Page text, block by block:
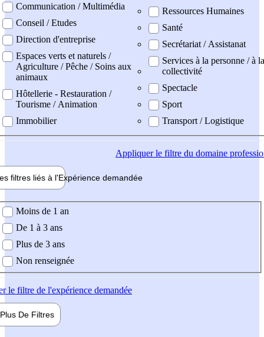
Communication / Multimédia
Conseil / Etudes
Direction d'entreprise
Espaces verts et naturels /
Agriculture / Pêche / Soins aux
animaux
Hôtellerie - Restauration /
Tourisme / Animation
Immobilier
Ressources Humaines
Santé
Secrétariat / Assistanat
Services à la personne / à la
collectivité
Spectacle
Sport
Transport / Logistique
Appliquerle filtre du domaine
filtres liés à l'Expérience demandée
demandée
Moins de 1 an
De 1 à 3 ans
Plus de 3 ans
Non renseignée
le filtre de l'expérience demandée
Plus De Filtres